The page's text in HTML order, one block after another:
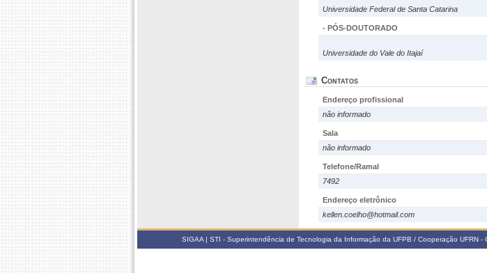
Universidade Federal de Santa Catarina
- PÓS-DOUTORADO
Universidade do Vale do Itajaí
Contatos
Endereço profissional
não informado
Sala
não informado
Telefone/Ramal
7492
Endereço eletrônico
kellen.coelho@hotmail.com
SIGAA | STI - Superintendência de Tecnologia da Informação da UFPB / Cooperação